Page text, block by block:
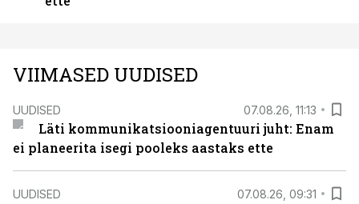
VIIMASED UUDISED
UUDISED 07.08.26, 11:13
Läti kommunikatsiooniagentuuri juht: Enam
ei planeerita isegi pooleks aastaks ette
UUDISED 07.08.26, 09:31